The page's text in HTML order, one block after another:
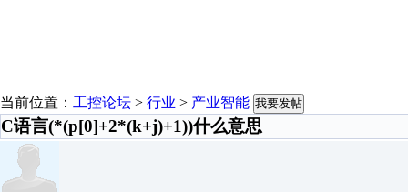
当前位置： 工控论坛 > 行业 > 产业智能 我要发帖
C语言(*(p[0]+2*(k+j)+1))什么意思